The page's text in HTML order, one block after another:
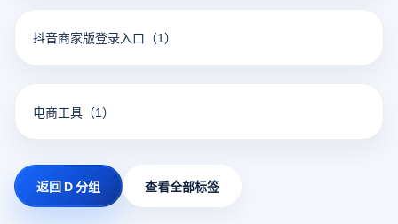
抖音商家版登录入口 （1）
电商工具 （1）
返回 D 分组 查看全部标签